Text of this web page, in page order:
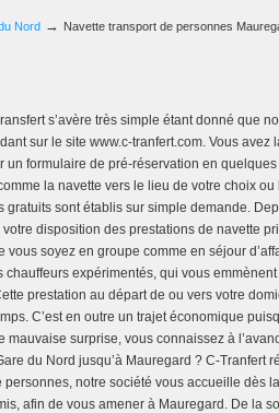
Nord → Navette transport de personnes
s’avère très simple étant donné que
sur le site www.c-tranfert.com. Vous avez
un formulaire de pré-réservation en
la navette vers le lieu de votre choix ou
gratuits sont établis sur simple demande.
votre disposition des prestations de navette
vous soyez en groupe comme en séjour
expérimentés, qui vous
prestation au départ de ou vers votre
C’est en outre un trajet économique
mauvaise surprise, vous connaissez à
du Nord jusqu’à Mauregard ? C-Tranfert
notre société vous accueille dès
afin de vous amener à Mauregard. De la